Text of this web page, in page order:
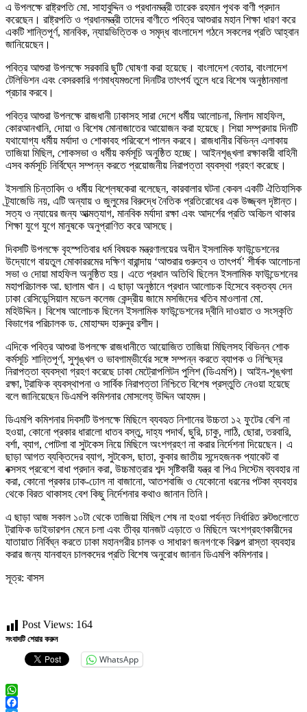
এ উপলক্ষে রাষ্ট্রপতি মো. সাহাবুদ্দিন ও প্রধানমন্ত্রী তারেক রহমান পৃথক বাণী প্রদান
করেছেন। রাষ্ট্রপতি ও প্রধানমন্ত্রী তাদের বাণীতে পবিত্র আশুরার মহান শিক্ষা ধারণ করে
একটি শান্তিপূর্ণ, মানবিক, ন্যায়ভিত্তিক ও সমৃদ্ধ বাংলাদেশ গঠনে সকলের প্রতি আহ্বান
জানিয়েছেন।
পবিত্র আশুরা উপলক্ষে সরকারি ছুটি ঘোষণা করা হয়েছে। বাংলাদেশ বেতার, বাংলাদেশ
টেলিভিশন এবং বেসরকারি গণমাধ্যমগুলো দিনটির তাৎপর্য তুলে ধরে বিশেষ অনুষ্ঠানমালা
প্রচার করবে।
পবিত্র আশুরা উপলক্ষে রাজধানী ঢাকাসহ সারা দেশে ধর্মীয় আলোচনা, মিলাদ মাহফিল,
কোরআনখানি, দোয়া ও বিশেষ মোনাজাতের আয়োজন করা হয়েছে। শিয়া সম্প্রদায় দিনটি
যথাযোগ্য ধর্মীয় মর্যাদা ও শোকাবহ পরিবেশে পালন করবে। রাজধানীর বিভিন্ন এলাকায়
তাজিয়া মিছিল, শোকসভা ও ধর্মীয় কর্মসূচি অনুষ্ঠিত হচ্ছে। আইনশৃঙ্খলা রক্ষাকারী বাহিনী
এসব কর্মসূচি নির্বিঘ্নে সম্পন্ন করতে প্রয়োজনীয় নিরাপত্তা ব্যবস্থা গ্রহণ করেছে।
ইসলামি চিন্তাবিদ ও ধর্মীয় বিশ্লেষকেরা বলেছেন, কারবালার ঘটনা কেবল একটি ঐতিহাসিক
ট্র্যাজেডি নয়, এটি অন্যায় ও জুলুমের বিরুদ্ধে নৈতিক প্রতিরোধের এক উজ্জ্বল দৃষ্টান্ত।
সত্য ও ন্যায়ের জন্য আত্মত্যাগ, মানবিক মর্যাদা রক্ষা এবং আদর্শের প্রতি অবিচল থাকার
শিক্ষা যুগে যুগে মানুষকে অনুপ্রাণিত করে আসছে।
দিবসটি উপলক্ষে বৃহস্পতিবার ধর্ম বিষয়ক মন্ত্রণালয়ের অধীন ইসলামিক ফাউন্ডেশনের
উদ্যোগে বায়তুল মোকাররমের দক্ষিণ বারান্দায় ‘আশুরার গুরুত্ব ও তাৎপর্য’ শীর্ষক আলোচনা
সভা ও দোয়া মাহফিল অনুষ্ঠিত হয়। এতে প্রধান অতিথি ছিলেন ইসলামিক ফাউন্ডেশনের
মহাপরিচালক আ. ছালাম খান। এ ছাড়া অনুষ্ঠানে প্রধান আলোচক হিসেবে বক্তব্য দেন
ঢাকা রেসিডেন্সিয়াল মডেল কলেজ কেন্দ্রীয় জামে মসজিদের খতিব মাওলানা মো.
মহিউদ্দিন। বিশেষ আলোচক ছিলেন ইসলামিক ফাউন্ডেশনের দ্বীনি দাওয়াত ও সংস্কৃতি
বিভাগের পরিচালক ড. মোহাম্মদ হারুনুর রশীদ।
এদিকে পবিত্র আশুরা উপলক্ষে রাজধানীতে আয়োজিত তাজিয়া মিছিলসহ বিভিন্ন শোক
কর্মসূচি শান্তিপূর্ণ, সুশৃঙ্খল ও ভাবগাম্ভীর্যের সঙ্গে সম্পন্ন করতে ব্যাপক ও নিশ্ছিদ্র
নিরাপত্তা ব্যবস্থা গ্রহণ করেছে ঢাকা মেট্রোপলিটন পুলিশ (ডিএমপি)। আইন-শৃঙ্খলা
রক্ষা, ট্রাফিক ব্যবস্থাপনা ও সার্বিক নিরাপত্তা নিশ্চিতে বিশেষ প্রস্তুতি নেওয়া হয়েছে
বলে জানিয়েছেন ডিএমপি কমিশনার মোসলেহ্ উদ্দিন আহমদ।
ডিএমপি কমিশনার দিবসটি উপলক্ষে মিছিলে ব্যবহৃত নিশানের উচ্চতা ১২ ফুটের বেশি না
হওয়া, কোনো প্রকার ধারালো ধাতব বস্তু, দাহ্য পদার্থ, ছুরি, চাকু, লাঠি, ছোরা, তরবারি,
বর্শা, ব্যাগ, পোটলা বা সুটকেস নিয়ে মিছিলে অংশগ্রহণ না করার নির্দেশনা দিয়েছেন। এ
ছাড়া আগত ব্যক্তিদের ব্যাগ, সুটকেস, ছাতা, কুকার জাতীয় সন্দেহজনক প্যাকেট বা
বক্সসহ প্রবেশে বাধা প্রদান করা, উচ্চমাত্রার শব্দ সৃষ্টিকারী যন্ত্র বা পিএ সিস্টেম ব্যবহার না
করা, কোনো প্রকার ঢাক-ঢোল না বাজানো, আতশবাজি ও যেকোনো ধরনের পটকা ব্যবহার
থেকে বিরত থাকাসহ বেশ কিছু নির্দেশনার কথাও জানান তিনি।
এ ছাড়া আজ সকাল ১০টা থেকে তাজিয়া মিছিল শেষ না হওয়া পর্যন্ত নির্ধারিত রুটগুলোতে
ট্রাফিক ডাইভারশন মেনে চলা এবং তীব্র যানজট এড়াতে ও মিছিলে অংশগ্রহণকারীদের
যাতায়াত নির্বিঘ্ন করতে ঢাকা মহানগরীর চালক ও সাধারণ জনগণকে বিকল্প রাস্তা ব্যবহার
করার জন্য যানবাহন চালকদের প্রতি বিশেষ অনুরোধ জানান ডিএমপি কমিশনার।
সূত্র: বাসস
Post Views: 164
সংবাদটি শেয়ার করুন
WhatsApp
WhatsApp